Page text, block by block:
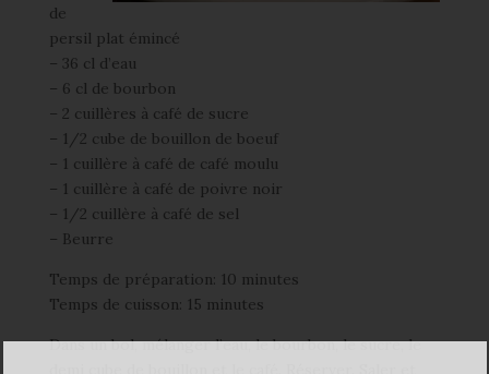
de
persil plat émincé
– 36 cl d’eau
– 6 cl de bourbon
– 2 cuillères à café de sucre
– 1/2 cube de bouillon de boeuf
– 1 cuillère à café de café moulu
– 1 cuillère à café de poivre noir
– 1/2 cuillère à café de sel
– Beurre
Temps de préparation: 10 minutes
Temps de cuisson: 15 minutes
Dans un bol, mélanger l’eau, le bourbon, le sucre, le